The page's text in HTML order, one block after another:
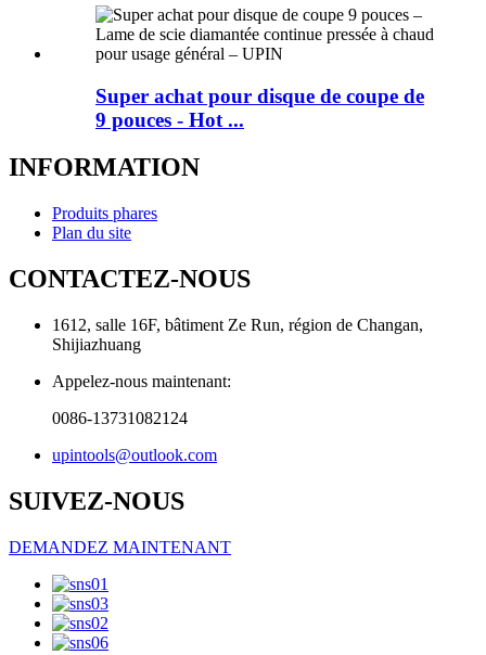
Super achat pour disque de coupe de
9 pouces - Hot ...
INFORMATION
Produits phares
Plan du site
CONTACTEZ-NOUS
1612, salle 16F, bâtiment Ze Run, région de Changan,
Shijiazhuang
Appelez-nous maintenant:
0086-13731082124
upintools@outlook.com
SUIVEZ-NOUS
DEMANDEZ MAINTENANT